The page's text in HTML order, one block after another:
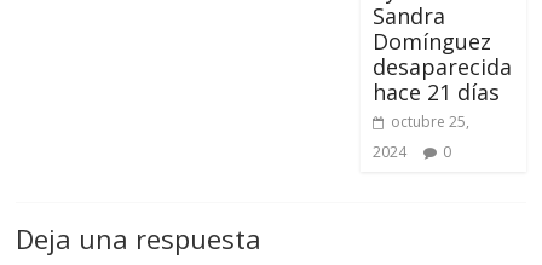
Sandra
Domínguez
desaparecida
hace 21 días
octubre 25,
2024
0
Deja una respuesta